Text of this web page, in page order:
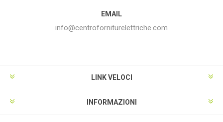
EMAIL
info@centroforniturelettriche.com
LINK VELOCI
INFORMAZIONI